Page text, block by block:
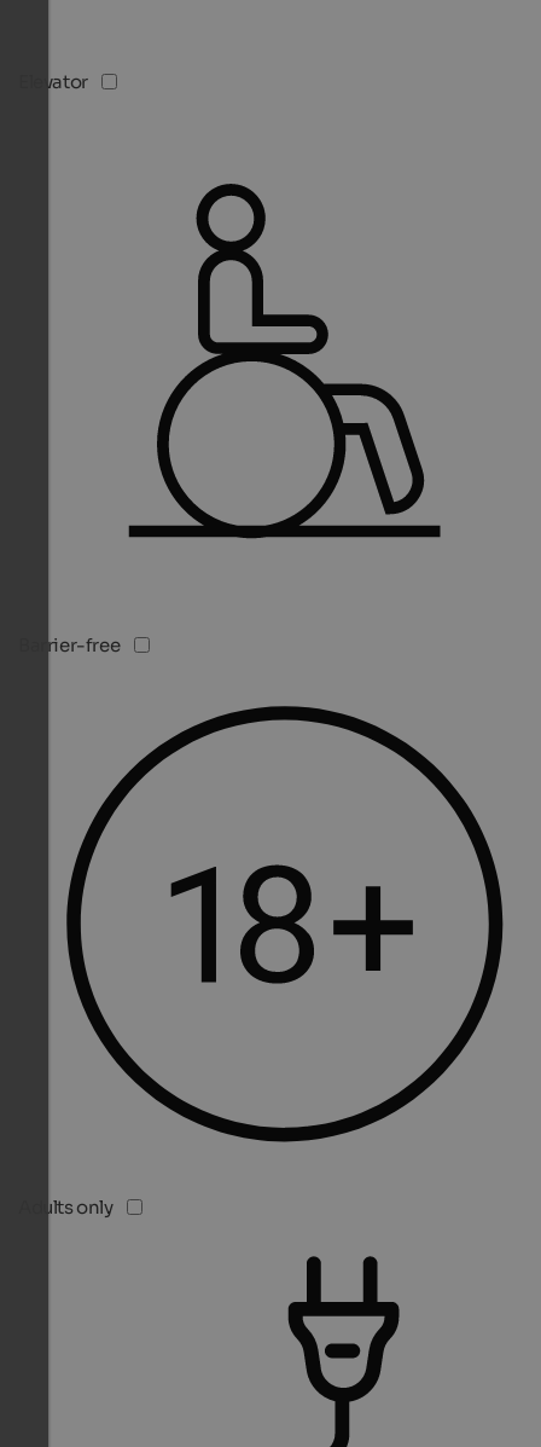
Elevator
Barrier-free
Adults only